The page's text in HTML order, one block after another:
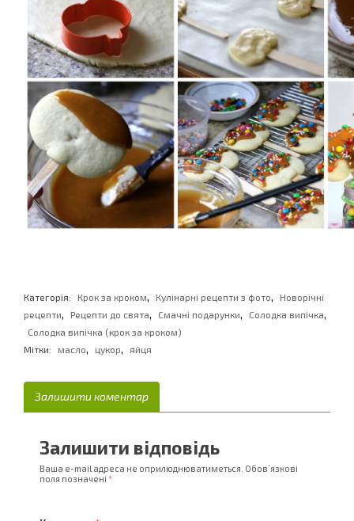
Категорія: Крок за кроком, Кулінарні рецепти з фото,
Новорічні
рецепти, Рецепти до свята, Смачні подарунки, Солодка випічка,
Солодка випічка (крок за кроком)
Мітки:
масло, цукор, яйця
Залишити коментар
Залишити відповідь
Ваша e-mail адреса не оприлюднюватиметься. Обов’язкові
поля позначені *